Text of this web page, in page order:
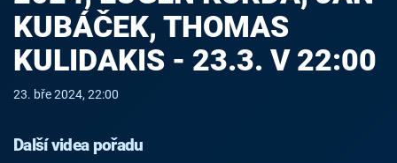
KUBÁČEK, THOMAS
KULIDAKIS - 23.3. V 22:00
23. bře 2024, 22:00
Další videa pořadu